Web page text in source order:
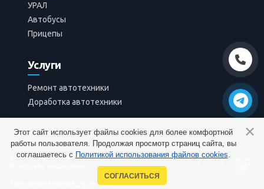
УРАЛ
Автобусы
Прицепы
Услуги
Ремонт автотехники
Доработка автотехники
ООО «ВИКИНГ»© 2017-2026 г.
Вход
Пользовательское соглашение
Набережных Челнах
Этот сайт использует файлы cookies для более комфортной
работы пользователя. Продолжая просмотр страниц сайта, вы
соглашаетесь с Политикой использования файлов cookies.
СОГЛАСИТЬСЯ